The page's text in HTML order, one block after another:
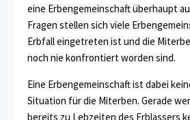
eine Erbengemeinschaft überhaupt
Fragen stellen sich viele
Erbfall eingetreten ist und die
noch nie konfrontiert worden sind.
Eine Erbengemeinschaft ist dabei
Situation für die Miterben. Gerade
bereits zu Lebzeiten des Erblassers